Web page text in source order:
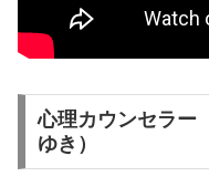
心理カウンセラ
ゆき）